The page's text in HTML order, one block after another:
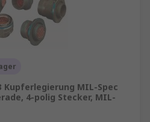
Kupferlegierung MIL-Spec
4-polig Stecker, MIL-